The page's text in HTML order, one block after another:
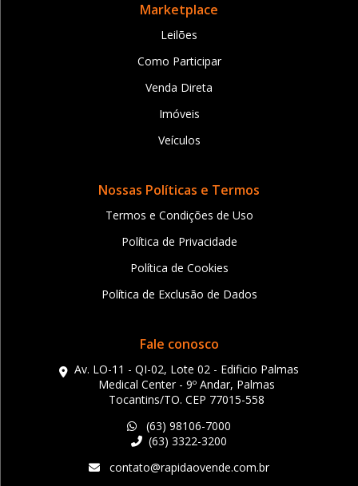
Marketplace
Leilões
Como Participar
Venda Direta
Imóveis
Veículos
Nossas Políticas e Termos
Termos e Condições de Uso
Política de Privacidade
Política de Cookies
Política de Exclusão de Dados
Fale conosco
Av. LO-11 - QI-02, Lote 02 - Edificio Palmas
Medical Center - 9º Andar, Palmas
Tocantins/TO. CEP 77015-558
(63) 98106-7000
(63) 3322-3200
contato@rapidaovende.com.br